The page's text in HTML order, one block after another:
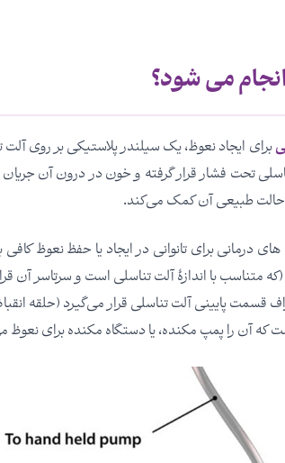
می شود؟
برای ایجاد نعوظ، یک سیلندر پلاستیکی بر روی
تحت فشار قرار گرفته و خون در درون آن
حالت طبیعی آن کمک می‌کند.
های درمانی برای تانوانی در ایجاد یا حفظ نعوظ
متناسب با اندازۀ آلت تناسلی است و سرتاسر آن
قسمت پایینی آلت تناسلی قرار می‌گیرد (حلقه
آن را پمپ مکنده، یا دستگاه مکنده برای نعوظ